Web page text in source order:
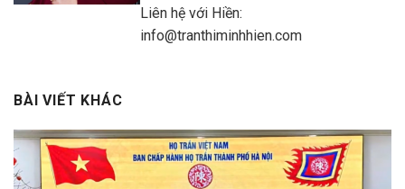
Liên hệ với Hiền:
info@tranthiminhhien.com
BÀI VIẾT KHÁC